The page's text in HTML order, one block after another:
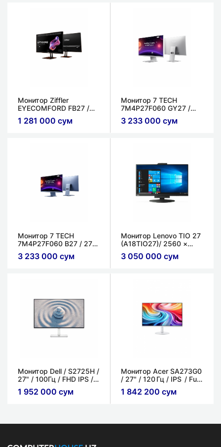
Монитор Ziffler ​
EYECOMFORD FB27​ /
27" / 144 Гц /
1920x1080 FLAT IPS /
1 281 000 сум
Монитор 7 TECH
7M4P27F060 GY27​ /
27" / 60 Гц/ 4K
(3840×2160) FLAT IPS /
3 233 000 сум
Монитор 7 TECH
7M4P27F060 B27​ / 27" /
60 Гц​/ 4K (3840×2160)​
FLAT IPS​ / 1мс
3 233 000 сум
Монитор Lenovo TIO 27
(A18TIO27)/ 2560 ×
1440 (QHD/WQHD) 2K /
IPS / 4 мс
3 050 000 сум
Монитор Dell / S2725H /
27" / 100Гц / FHD IPS /
8мс
1 952 000 сум
Монитор Acer SA273G0
/ 27" / 120 Гц / IPS / Full
HD (1920 × 1080) /
Белый
1 842 200 сум